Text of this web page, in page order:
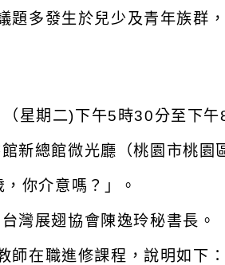
題多發生於兒少及青年族群
（星期二)下午5 時30分至下午
新總館微光廳（桃園市桃園
，你介意嗎？」。
灣展翅協會陳逸玲秘書長。
師在職進修課程，說明如下：